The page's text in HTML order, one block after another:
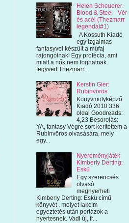
Helen Scheuerer:
Blood & Steel - Vér
és acél (Thezmarr
legendái#1)
A Kossuth Kiadó
egy izgalmas
fantasyvel készült a műfaj
rajongóinak! Egy profécia, ami
miatt a nők nem foghatnak
fegyvert Thezmarr...
Kerstin Gier:
Rubinvörös
Könyvmolyképző
Kiadó 2010 336
oldal Goodreads:
4,23 Besorolás:
YA, fantasy Végre sort kerítettem a
Rubinvörös olvasására, mely
egy...
Nyereményjáték:
Kimberly Derting:
Eskü
Egy szerencsés
olvasó
megnyerheti
Kimberly Derting: Eskü című
könyvét , melyet lakcím
egyeztetés után portázok a
nyertesnek. Vadi új, fr...